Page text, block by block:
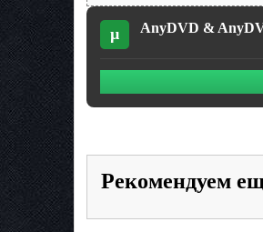
µ AnyDVD &
Рекомендуем